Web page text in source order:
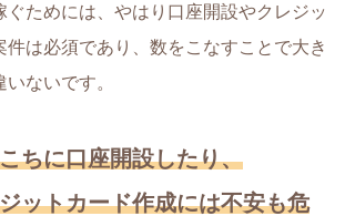
ぐためには、やはり口座開設やクレジッ
件は必須であり、数をこなすことで大き
ないです。
ちに口座開設したり、
ットカード作成には不安も危